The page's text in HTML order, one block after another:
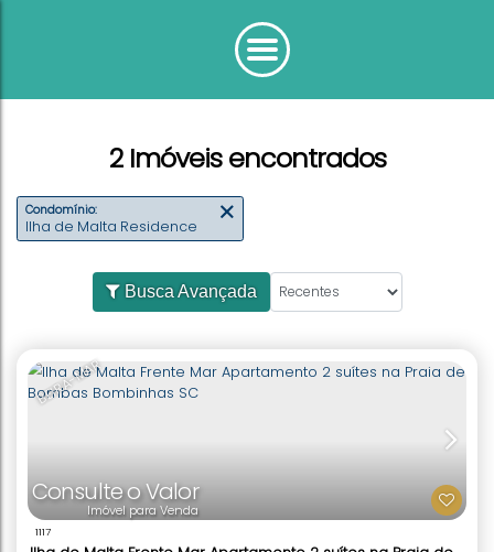
2 Imóveis encontrados
Condomínio:
Busca Avançada
BEIRA-MAR